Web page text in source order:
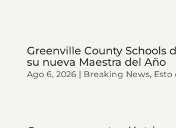
Greenville County Schools
su nueva Maestra del Año
Ago 6, 2026| Breaking News, Esto